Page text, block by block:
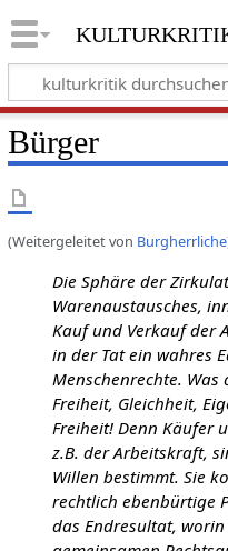
Bürger
(Weitergeleitet von Burgherrliche
Die Sphäre der
Warenaustausches,
Kauf und Verkauf der
in der Tat ein wahres
Menschenrechte.
Freiheit, Gleichheit,
Freiheit! Denn Käufer
z.B. der Arbeitskraft,
Willen bestimmt. Sie
rechtlich ebenbürtige
das Endresultat,